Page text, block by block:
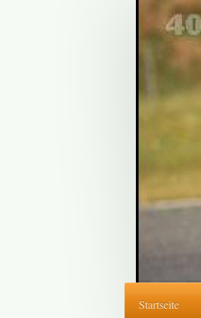
Startseite